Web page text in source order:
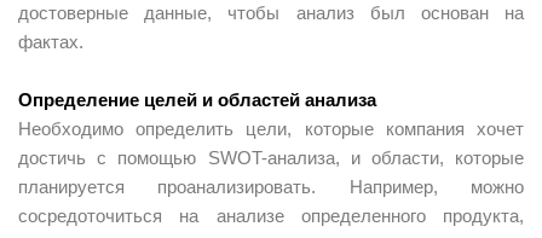
достоверные данные, чтобы анализ был основан на
фактах.
Определение целей и областей анализа
Необходимо определить цели, которые компания хочет
достичь с помощью SWOT-анализа, и области, которые
планируется проанализировать. Например, можно
сосредоточиться на анализе определенного продукта,